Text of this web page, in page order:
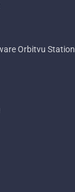
Orbitvu Station